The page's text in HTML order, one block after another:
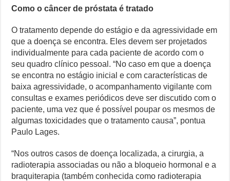
Como o câncer de próstata é tratado
O tratamento depende do estágio e da agressividade em
que a doença se encontra. Eles devem ser projetados
individualmente para cada paciente de acordo com o
seu quadro clínico pessoal. “No caso em que a doença
se encontra no estágio inicial e com características de
baixa agressividade, o acompanhamento vigilante com
consultas e exames periódicos deve ser discutido com o
paciente, uma vez que é possível poupar os mesmos de
algumas toxicidades que o tratamento causa”, pontua
Paulo Lages.
“Nos outros casos de doença localizada, a cirurgia, a
radioterapia associadas ou não a bloqueio hormonal e a
braquiterapia (também conhecida como radioterapia